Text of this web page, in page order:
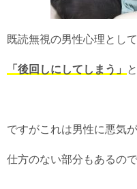
既読無視の男性心理として
「後回しにしてしまう」
ですがこれは男性に悪気が
仕方のない部分もあるので